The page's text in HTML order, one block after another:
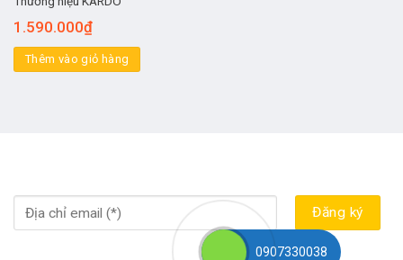
1.590.000₫
Thêm vào giỏ hàng
0907330038